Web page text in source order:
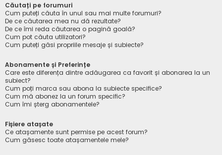
Căutați pe forumuri
Cum puteți căuta în unul sau mai multe forumuri?
De ce căutarea mea nu dă rezultate?
De ce îmi reda căutarea o pagină goală?
Cum pot căuta utilizatori?
Cum puteți găsi propriile mesaje și subiecte?
Abonamente și Preferințe
Care este diferența dintre adăugarea ca favorit și abonarea la un
subiect?
Cum poți marca sau abona la subiecte specifice?
Cum mă abonez la un forum specific?
Cum îmi șterg abonamentele?
Fișiere atașate
Ce atașamente sunt permise pe acest forum?
Cum găsesc toate atașamentele mele?